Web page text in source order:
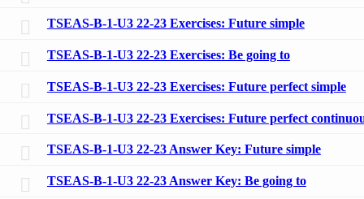
TSEAS-B-1-U3 22-23 Exercises: Future simple
TSEAS-B-1-U3 22-23 Exercises: Be going to
TSEAS-B-1-U3 22-23 Exercises: Future perfect simple
TSEAS-B-1-U3 22-23 Exercises: Future perfect
TSEAS-B-1-U3 22-23 Answer Key: Future simple
TSEAS-B-1-U3 22-23 Answer Key: Be going to